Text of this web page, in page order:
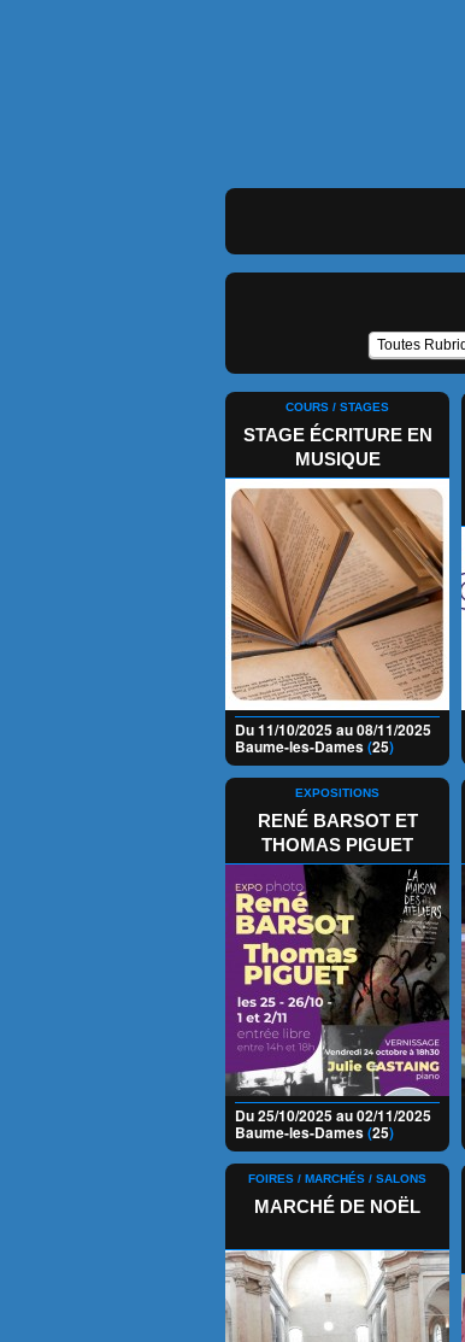
COURS / STAGES
STAGE ÉCRITURE EN
MUSIQUE
Du 11/10/2025 au 08/11/2025
Baume-les-Dames(25)
EXPOSITIONS
RENÉ BARSOT ET
THOMAS PIGUET
Du 25/10/2025 au 02/11/2025
Baume-les-Dames(25)
FOIRES / MARCHÉS / SALONS
MARCHÉ DE NOËL